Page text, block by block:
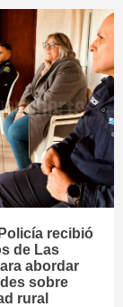
recibió
de Las
abordar
sobre
rural